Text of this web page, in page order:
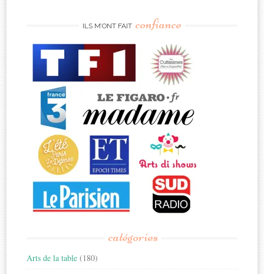
ILS M’ONT FAIT confiance
catégories
Arts de la table (180)